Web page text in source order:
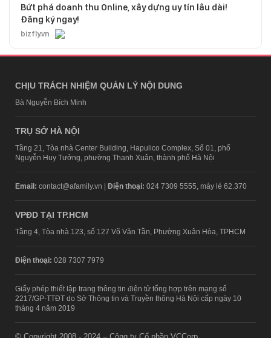
Bứt phá doanh thu Online, xây dựng uy tín lâu dài!
Đăng ký ngay!
bizfly.vn
CHỊU TRÁCH NHIỆM QUẢN LÝ NỘI DUNG
Bà Nguyễn Bích Minh
TRỤ SỞ HÀ NỘI
Tầng 21, Tòa nhà Center Building, Hapulico Complex, Số 01, phố
Nguyễn Huy Tưởng, phường Thanh Xuân, thành phố Hà Nội
Email: contact@afamily.vn | Điện thoại: 024 7309 5555, máy lẻ 62.370
VPĐD TẠI TP.HCM
Tầng 4, Tòa nhà 123, số 127 Võ Văn Tần, Phường Xuân Hòa, TPHCM
Điện thoại: 028 7307 7979
Giấy phép thiết lập trang thông tin điện tử tổng hợp trên mạng số
2217/GP-TTĐT do Sở Thông tin và Truyền thông Hà Nội cấp ngày 10
tháng 4 năm 2019